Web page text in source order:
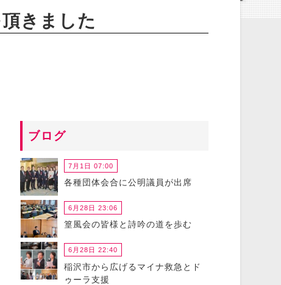
きました
ブログ
7月1日 07:00
各種団体会合に公明議員が出席
6月28日 23:06
篁風会の皆様と詩吟の道を歩む
6月28日 22:40
稲沢市から広げるマイナ救急とド
ゥーラ支援